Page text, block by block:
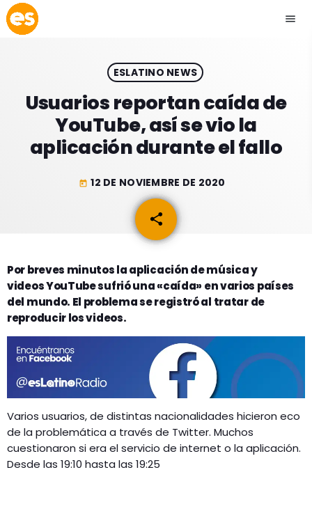
menu
play_arrow EMISIÓN LA PAZ
EMISIÓN COCHABAMBA
ACTUALIDAD
ESPECTÁCULOS
GEEKERS
MÚSICA
ENTRETENIMIENTO
PROGRAMACIÓN
INICIO
RADIO SPLENDID
CONTACTO
ESLATINO NEWS
Usuarios reportan caída de
YouTube, así se vio la
aplicación durante el fallo
today 12 DE NOVIEMBRE DE 2020
share
email
Por breves minutos la aplicación de música y
videos YouTube sufrió una «caída» en varios países
del mundo. El problema se registró al tratar de
reproducir los videos.
Varios usuarios, de distintas nacionalidades hicieron eco
de la problemática a través de Twitter. Muchos
cuestionaron si era el servicio de internet o la aplicación.
Desde las 19:10 hasta las 19:25